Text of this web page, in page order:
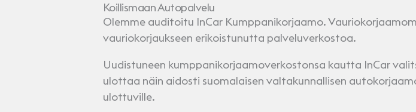
Koillismaan Autopalvelu
Olemme auditoitu InCar Kumppanikorjaamo.
vauriokorjaukseen erikoistunutta palveluverkostoa.
Uudistuneen kumppanikorjaamoverkostonsa kautta InCar
ulottaa näin aidosti suomalaisen valtakunnallisen
ulottuville.